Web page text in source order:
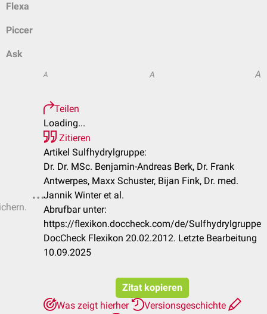
Flexa
Piccer
Ask
A A A
Teilen
Loading...
Zitieren
Artikel Sulfhydrylgruppe:
Dr. Dr. MSc. Benjamin-Andreas Berk, Dr. Frank
Antwerpes, Maxx Schuster, Bijan Fink, Dr. med.
Jannik Winter et al.
Abrufbar unter:
https://flexikon.doccheck.com/de/Sulfhydrylgruppe
DocCheck Flexikon 20.02.2012. Letzte Bearbeitung
10.09.2025
Zitat kopieren
Was zeigt hierher
Versionsgeschichte